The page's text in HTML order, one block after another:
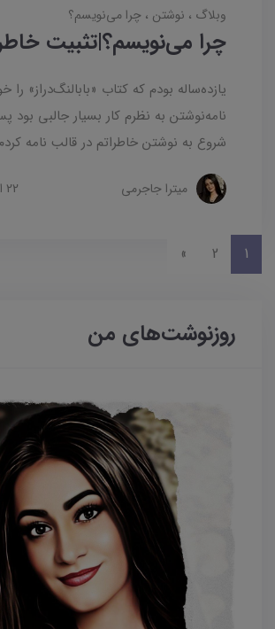
وبلاگ نوشتن چرا می‌نویسم؟
چرا می‌نویسم؟|تثبیت
یازده‌ساله بودم که کتاب «بابالنگ‌دراز» را
نامه‌نوشتن به نظرم کار بسیار جالبی
شروع به نوشتن خاطراتم در قالب نامه
میترا جاجرمی 22 ارديبهشت 1402
1
2
»
روزنوشت‌های من